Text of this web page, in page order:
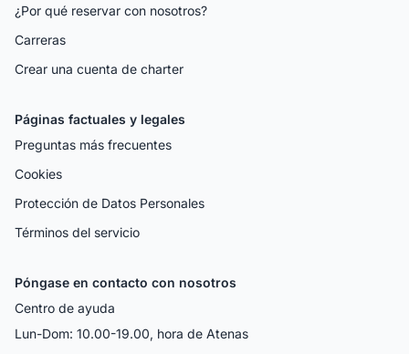
¿Por qué reservar con nosotros?
Carreras
Crear una cuenta de charter
Páginas factuales y legales
Preguntas más frecuentes
Cookies
Protección de Datos Personales
Términos del servicio
Póngase en contacto con nosotros
Centro de ayuda
Lun-Dom: 10.00-19.00, hora de Atenas